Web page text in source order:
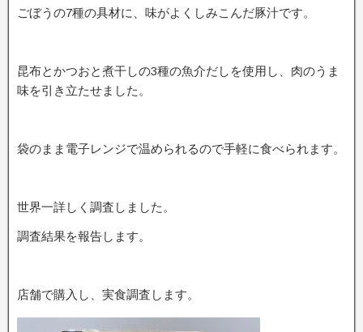
ごぼうの7種の具材に、味がよくしみこんだ豚汁です。
昆布とかつおと煮干しの3種の魚介だしを使用し、肉のうま
味を引き立たせました。
袋のまま電子レンジで温められるので手軽に食べられます。
世界一詳しく調査しました。
調査結果を報告します。
店舗で購入し、実食調査します。